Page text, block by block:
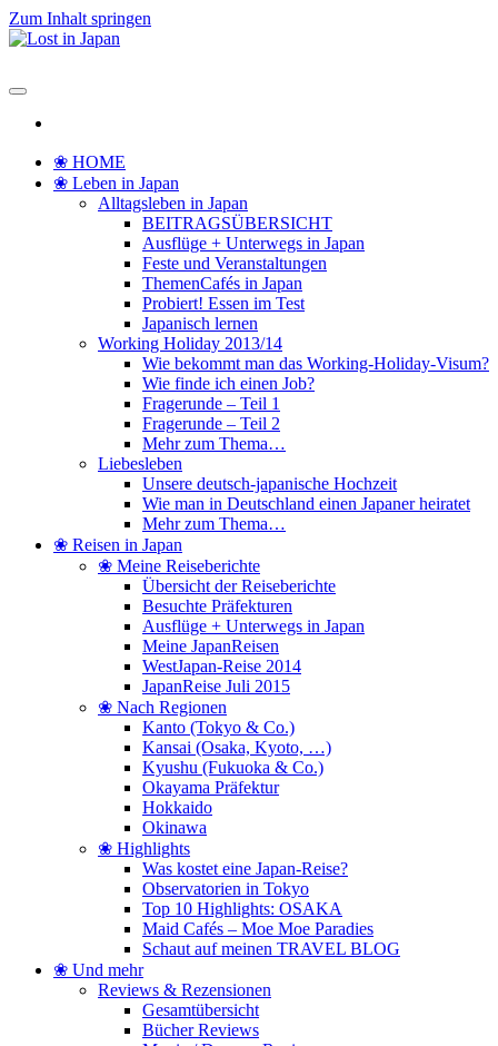
Zum Inhalt springen
❀ HOME
❀ Leben in Japan
Alltagsleben in Japan
BEITRAGSÜBERSICHT
Ausflüge + Unterwegs in Japan
Feste und Veranstaltungen
ThemenCafés in Japan
Probiert! Essen im Test
Japanisch lernen
Working Holiday 2013/14
Wie bekommt man das Working-Holiday-Visum?
Wie finde ich einen Job?
Fragerunde – Teil 1
Fragerunde – Teil 2
Mehr zum Thema…
Liebesleben
Unsere deutsch-japanische Hochzeit
Wie man in Deutschland einen Japaner heiratet
Mehr zum Thema…
❀ Reisen in Japan
❀ Meine Reiseberichte
Übersicht der Reiseberichte
Besuchte Präfekturen
Ausflüge + Unterwegs in Japan
Meine JapanReisen
WestJapan-Reise 2014
JapanReise Juli 2015
❀ Nach Regionen
Kanto (Tokyo & Co.)
Kansai (Osaka, Kyoto, …)
Kyushu (Fukuoka & Co.)
Okayama Präfektur
Hokkaido
Okinawa
❀ Highlights
Was kostet eine Japan-Reise?
Observatorien in Tokyo
Top 10 Highlights: OSAKA
Maid Cafés – Moe Moe Paradies
Schaut auf meinen TRAVEL BLOG
❀ Und mehr
Reviews & Rezensionen
Gesamtübersicht
Bücher Reviews